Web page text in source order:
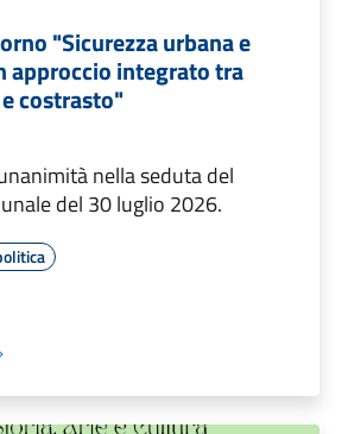
"Sicurezza urbana e
approccio integrato tra
costrasto"
nella seduta del
del 30 luglio 2026.